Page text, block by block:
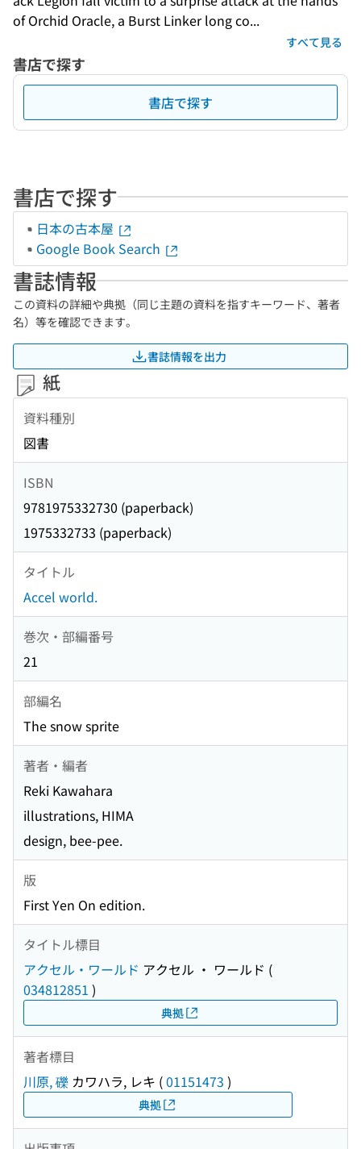
of Orchid Oracle, a Burst Linker long co...
すべて見る
書店で探す
書店で探す
書店で探す
日本の古本屋
Google Book Search
書誌情報
この資料の詳細や典拠（同じ主題の資料を指すキーワード、著者
名）等を確認できます。
書誌情報を出力
紙
資料種別
図書
ISBN
9781975332730 (paperback)
1975332733 (paperback)
タイトル
Accel world.
巻次・部編番号
21
部編名
The snow sprite
著者・編者
Reki Kawahara
illustrations, HIMA
design, bee-pee.
版
First Yen On edition.
タイトル標目
アクセル・ワールド アクセル ・ ワールド (
034812851 )
典拠
著者標目
川原, 礫 カワハラ, レキ (01151473 )
典拠